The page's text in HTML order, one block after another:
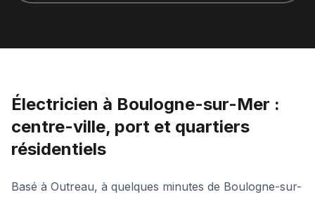
Électricien à Boulogne-sur-Mer :
centre-ville, port et quartiers
résidentiels
Basé à Outreau, à quelques minutes de Boulogne-sur-